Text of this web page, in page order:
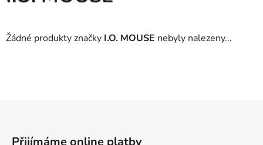
Žádné produkty značky I.O. MOUSE nebyly nalezeny...
Přijímáme online platby